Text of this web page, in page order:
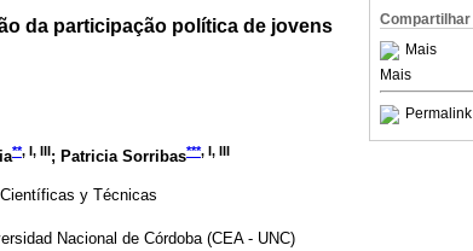
Compartilhar
Mais
Mais
Permalink
da participação política de jovens
**, I, III; Patricia Sorribas***, I, III
y Técnicas
Nacional de Córdoba (CEA - UNC)